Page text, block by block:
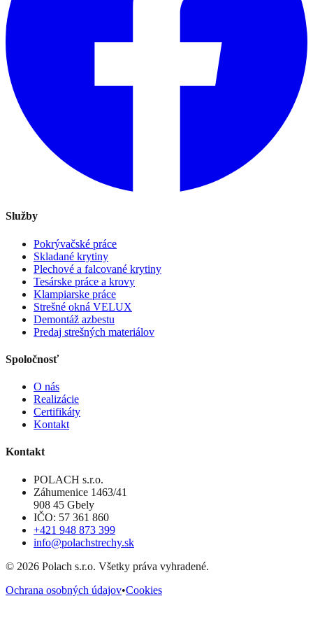
Služby
Pokrývačské práce
Skladané krytiny
Plechové a falcované krytiny
Tesárske práce a krovy
Klampiarske práce
Strešné okná VELUX
Demontáž azbestu
Predaj strešných materiálov
Spoločnosť
O nás
Realizácie
Certifikáty
Kontakt
Kontakt
POLACH s.r.o.
Záhumenice 1463/41
908 45 Gbely
IČO: 57 361 860
+421 948 873 399
info@polachstrechy.sk
© 2026 Polach s.r.o. Všetky práva vyhradené.
Ochrana osobných údajov•Cookies